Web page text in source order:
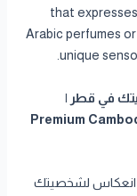
that
Arabic perfumes
unique
في قطر |
Premium
انعكاس لشخصيتك